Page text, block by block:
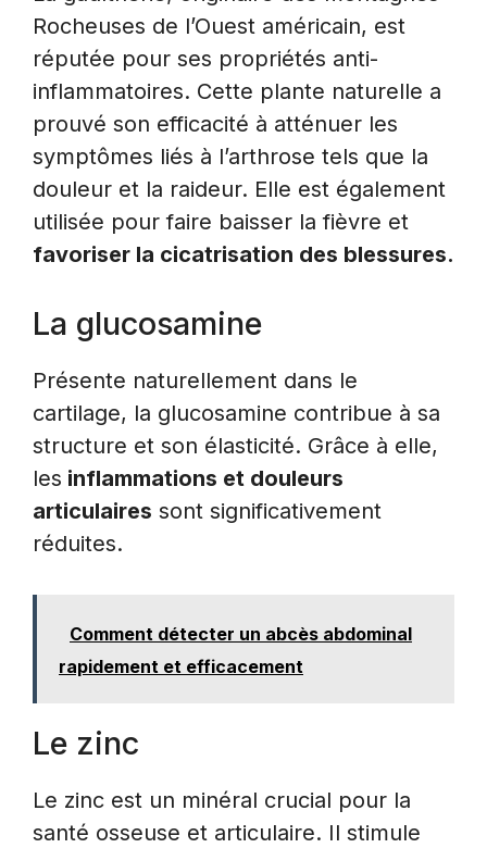
Rocheuses de l’Ouest américain, est
réputée pour ses propriétés anti-
inflammatoires. Cette plante naturelle a
prouvé son efficacité à atténuer les
symptômes liés à l’arthrose tels que la
douleur et la raideur. Elle est également
utilisée pour faire baisser la fièvre et
favoriser la cicatrisation des blessures.
La glucosamine
Présente naturellement dans le
cartilage, la glucosamine contribue à sa
structure et son élasticité. Grâce à elle,
les inflammations et douleurs
articulaires sont significativement
réduites.
Comment détecter un abcès abdominal
rapidement et efficacement
Le zinc
Le zinc est un minéral crucial pour la
santé osseuse et articulaire. Il stimule